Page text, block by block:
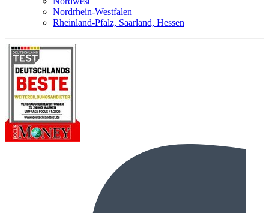
Nordrhein-Westfalen
Rheinland-Pfalz, Saarland, Hessen